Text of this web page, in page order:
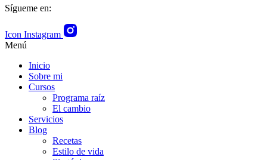
Sígueme en:
Icon Instagram
Menú
Inicio
Sobre mi
Cursos
Programa raíz
El cambio
Servicios
Blog
Recetas
Estilo de vida